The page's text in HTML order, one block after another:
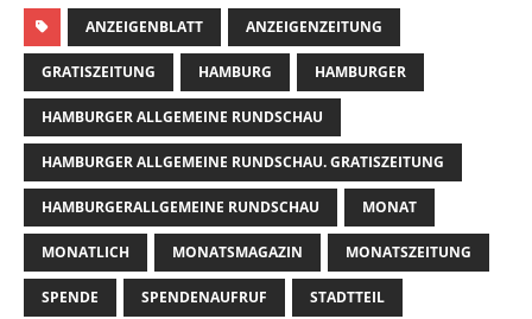
ANZEIGENBLATT ANZEIGENZEITUNG
GRATISZEITUNG HAMBURG HAMBURGER
HAMBURGER ALLGEMEINE RUNDSCHAU
HAMBURGER ALLGEMEINE RUNDSCHAU. GRATISZEITUNG
HAMBURGERALLGEMEINE RUNDSCHAU MONAT
MONATLICH MONATSMAGAZIN MONATSZEITUNG
SPENDE SPENDENAUFRUF STADTTEIL